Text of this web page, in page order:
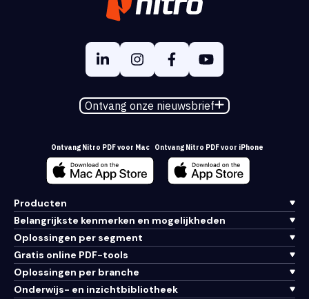
Ontvang onze nieuwsbrief
Ontvang Nitro PDF voor Mac Ontvang Nitro PDF voor iPhone
Producten
Belangrijkste kenmerken en mogelijkheden
Oplossingen per segment
Gratis online PDF-tools
Oplossingen per branche
Onderwijs- en inzichtbibliotheek